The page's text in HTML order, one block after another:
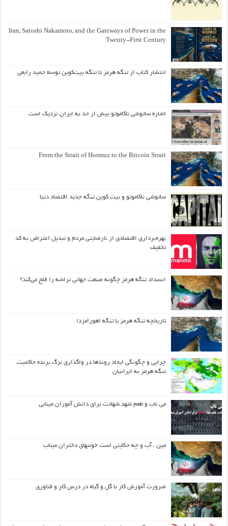
Iran, Satoshi Nakamoto, and the Gateways of Power in the
Twenty-First Century
انتشار کتاب از تنگه هرمز تا تنگه بیت‌کوین توسط حمید رابعی
اشاره ساتوشی ناکاموتو بیش از حد به ایران نزدیک است
From the Strait of Hormuz to the Bitcoin Strait
ساتوشی ناکاموتو و بیت کوین تنگه جدید اقتصاد دنیا
بهره‌برداری اقتصادی از نارضایتی مردم و تبدیل اعتراض به کد
تخفیف
انسداد تنگه هرمز چگونه صنعت جهانی تراشه را فلج می‌کند؟
تاریخچه تنگه هرمز یا تنگه اهورامزدا
چرایی و چگونگی ایجاد روندها در واگذاری برگ برنده حاکمیت
تنگه هرمز به ایرانیان
می ناب و طعم شهد شهادت برای دانش آموزان مینابی
مین ، آب و چه حکایتی است خونبهای دختران میناب
ضرورت آموزش کار با گل و گیاه در درس کار و فناوری